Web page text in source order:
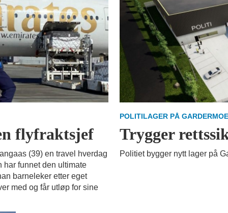
flyfraktsjef
(39) en travel hverdag
har funnet den ultimate
barneleker etter eget
med og får utløp for sine
POLITILAGER PÅ
Trygger
Politiet bygger nytt lager på